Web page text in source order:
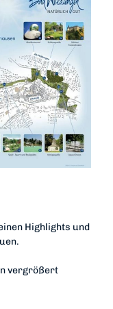
Highlights und
vergrößert